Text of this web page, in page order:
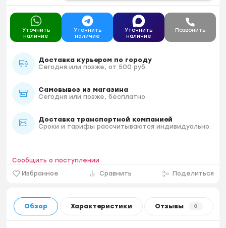
Уточнить
наличие
Уточнить
наличие
Уточнить
наличие
Позвонить
Доставка курьером по городу
Сегодня или позже, от 500 руб.
Самовывоз из магазина
Сегодня или позже, бесплатно
Доставка транспортной компанией
Сроки и тарифы рассчитываются индивидуально.
Избранное Сравнить Поделиться
Сообщить о поступлении
Обзор Характеристики Отзывы 0